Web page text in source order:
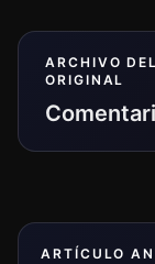
ARCHIVO
ORIGINAL
ARTÍCULO